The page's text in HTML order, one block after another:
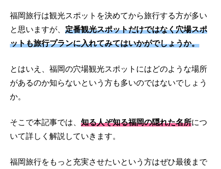
福岡旅行は観光スポットを決めてから旅行する方が多い
と思いますが、 定番観光スポットだけではなく穴場スポ
ットも旅行プランに入れてみてはいかがでしょうか。
とはいえ、福岡の穴場観光スポットにはどのような場所
があるのか知らないという方も多いのではないでしょう
か。
そこで本記事では、 知る人ぞ知る福岡の隠れた名所につ
いて詳しく解説していきます。
福岡旅行をもっと充実させたいという方はぜひ最後まで